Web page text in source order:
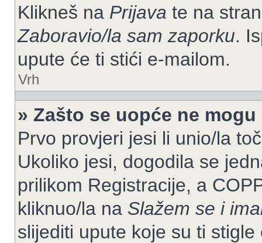
Klikneš na Prijava te na
Zaboravio/la sam zaporku.
upute će ti stići e-mailom.
Vrh
» Zašto se uopće ne
Prvo provjeri jesi li unio/la
Ukoliko jesi, dogodila se
prilikom Registracije, a
kliknuo/la na Slažem se i
slijediti upute koje su ti